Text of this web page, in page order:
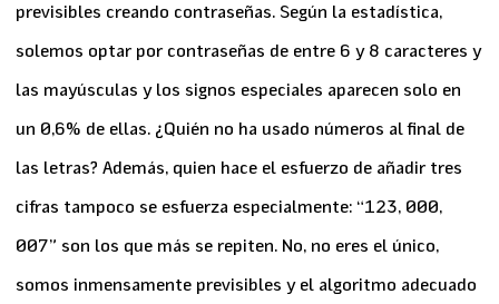
previsibles creando contraseñas. Según la estadística,
solemos optar por contraseñas de entre 6 y 8 caracteres y
las mayúsculas y los signos especiales aparecen solo en
un 0,6% de ellas. ¿Quién no ha usado números al final de
las letras? Además, quien hace el esfuerzo de añadir tres
cifras tampoco se esfuerza especialmente: “123, 000,
007” son los que más se repiten. No, no eres el único,
somos inmensamente previsibles y el algoritmo adecuado